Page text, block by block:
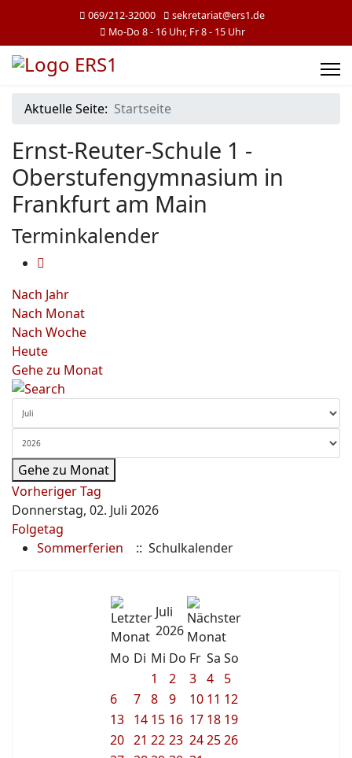
069/212-32000
sekretariat@ers1.de
Mo-Do 8 - 16 Uhr, Fr 8 - 15 Uhr
Aktuelle Seite: Startseite
Ernst-Reuter-Schule 1 -
Oberstufengymnasium in
Frankfurt am Main
Terminkalender
Nach Jahr
Nach Monat
Nach Woche
Heute
Gehe zu Monat
Gehe zu Monat
Vorheriger Tag
Donnerstag, 02. Juli 2026
Folgetag
Sommerferien
:: Schulkalender
Juli
2026
Mo Di Mi Do Fr Sa So
1
2 3 4
5
6
7 8 9 10 11 12
13 14 15 16 17 18 19
20 21 22 23 242526